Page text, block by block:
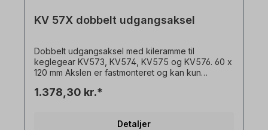
KV 57X dobbelt udgangsaksel
Dobbelt udgangsaksel med kileramme til
keglegear KV573, KV574, KV575 og KV576. 60 x
120 mm Akslen er fastmonteret og kan kun
produktbilleder er ikke-bindende eksempler! Der
1.378,30 kr.*
Detaljer